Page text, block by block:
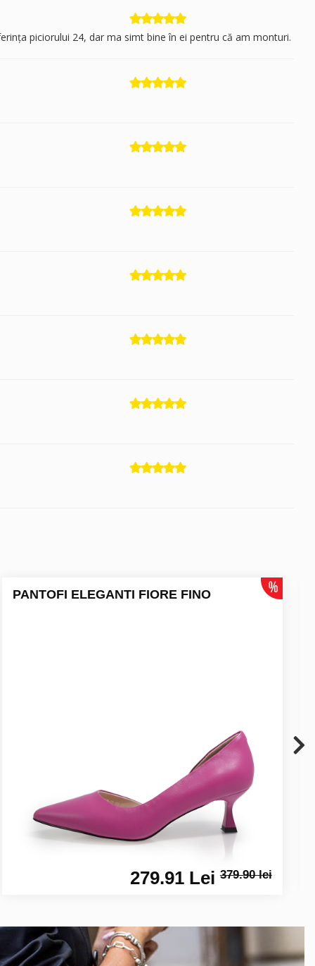
piciorului 24, dar ma simt bine în ei pentru că am monturi.
PANTOFI ELEGANTI FIORE FINO
279.91 Lei379.90 lei